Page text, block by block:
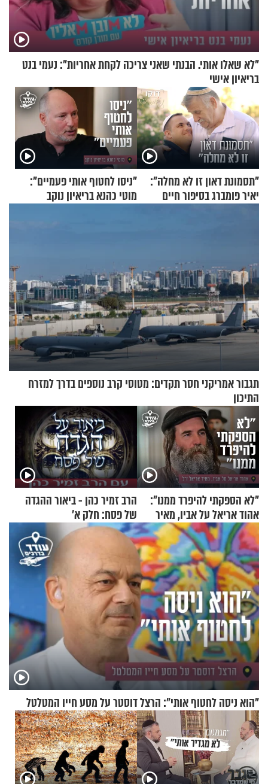
"לא שאלו אותי. הבנתי שאני צריכה לקחת אחריות": נעמי בנט
בריאיון אישי
"תסמונת דאון זו לא מחלה":
יאיר פומברג בסיפור חיים
"ניסו לחטוף אותי פעמיים":
מוטי כהנא בריאיון נוקב
תגבור אמריקני חסר תקדים: מטוסי קרב נוספים בדרך למזרח
התיכון
"לא הספקתי להיפרד ממנו":
אהוד אריאל על אביו, מאיר
אריאל ז"ל
הרב זמיר כהן - ביאור ההגדה
של פסח: חלק א’
"הוא ניסה לחטוף אותי": הרצל דוסטר על מסע חייו המטלטל